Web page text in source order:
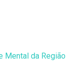
Mental da Região